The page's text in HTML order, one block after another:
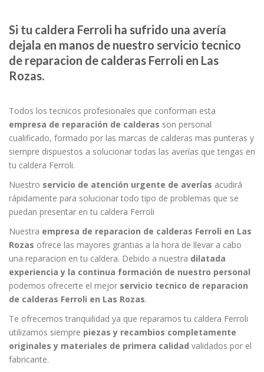
Si tu caldera Ferroli ha sufrido una avería
dejala en manos de nuestro servicio tecnico
de reparacion de calderas Ferroli en Las
Rozas.
Todos los tecnicos profesionales que conforman esta
empresa de reparación de calderas son personal
cualificado, formado por las marcas de calderas mas punteras y
siempre dispuestos a solucionar todas las averías que tengas en
tu caldera Ferroli.
Nuestro servicio de atención urgente de averías acudirá
rápidamente para solucionar todo tipo de problemas que se
puedan presentar en tu caldera Ferroli
Nuestra empresa de reparacion de calderas Ferroli en Las
Rozas ofrece las mayores grantias a la hora de llevar a cabo
una reparacion en tu caldera. Debido a nuestra dilatada
experiencia y la continua formación de nuestro personal
podemos ofrecerte el mejor servicio tecnico de reparacion
de calderas Ferroli en Las Rozas.
Te ofrecemos tranquilidad ya que reparamos tu caldera Ferroli
utilizamos siempre piezas y recambios completamente
originales y materiales de primera calidad validados por el
fabricante.